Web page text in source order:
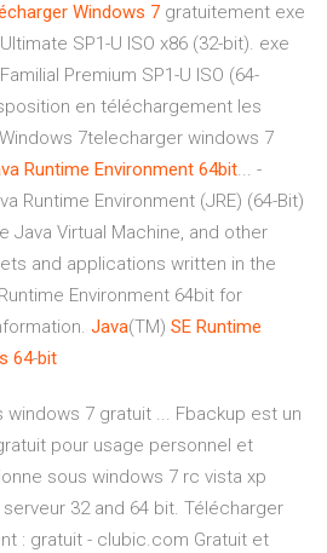
Windows 7 gratuitement exe
SP1-U ISO x86 (32-bit). exe
Premium SP1-U ISO (64-
en téléchargement les
7telecharger windows 7
Runtime Environment 64bit... -
Runtime Environment (JRE) (64-Bit)
Java Virtual Machine, and other
and applications written in the
Environment 64bit for
Java(TM) SE Runtime
64-bit
7 gratuit ... Fbackup est un
pour usage personnel et
sous windows 7 rc vista xp
32 and 64 bit. Télécharger
: gratuit - clubic.com Gratuit et